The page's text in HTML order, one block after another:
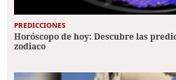
PREDICCIONES
Horóscopo de hoy: Descubre las
zodiaco